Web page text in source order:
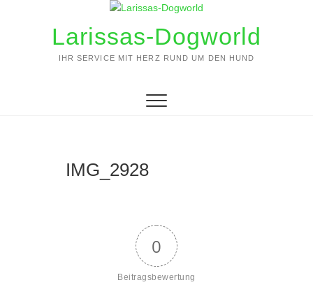
Larissas-Dogworld
IHR SERVICE MIT HERZ RUND UM DEN HUND
IMG_2928
0
Beitragsbewertung